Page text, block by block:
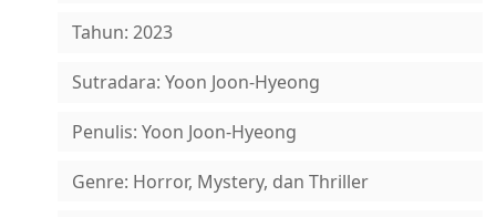
Tahun: 2023
Sutradara: Yoon Joon-Hyeong
Penulis: Yoon Joon-Hyeong
Genre: Horror, Mystery, dan Thriller